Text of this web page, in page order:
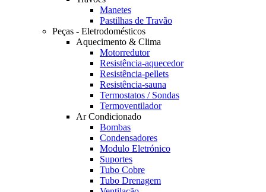
Manetes
Pastilhas de Travão
Peças - Eletrodomésticos
Aquecimento & Clima
Motorredutor
Resistência-aquecedor
Resistência-pellets
Resistência-sauna
Termostatos / Sondas
Termoventilador
Ar Condicionado
Bombas
Condensadores
Modulo Eletrónico
Suportes
Tubo Cobre
Tubo Drenagem